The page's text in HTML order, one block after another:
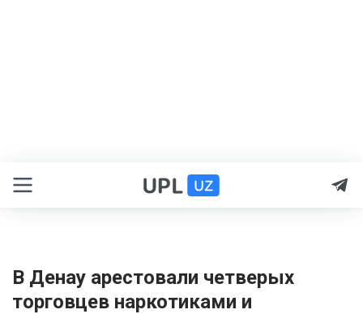
В Денау арестовали четверых
торговцев наркотиками и